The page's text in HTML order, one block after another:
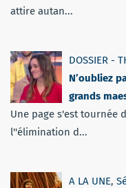
attire autan...
DOSSIER -
N’oubliez
grands
Une page s'est tournée
l''élimination d...
A LA UNE,